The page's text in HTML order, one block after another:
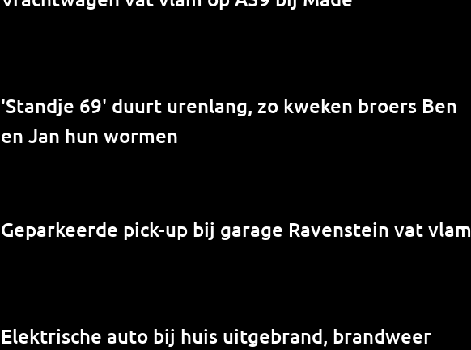
'Standje 69' duurt urenlang, zo kweken broers Ben
en Jan hun wormen
Geparkeerde pick-up bij garage Ravenstein vat vlam
Elektrische auto bij huis uitgebrand, brandweer